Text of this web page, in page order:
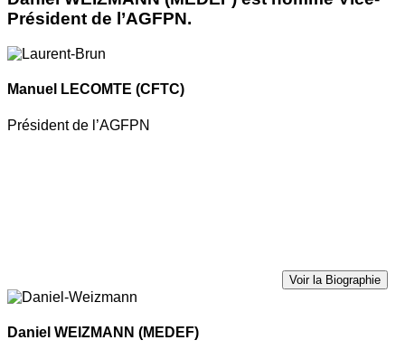
Président de l’AGFPN.
Manuel LECOMTE (CFTC)
Président de l’AGFPN
Voir la Biographie
Daniel WEIZMANN (MEDEF)